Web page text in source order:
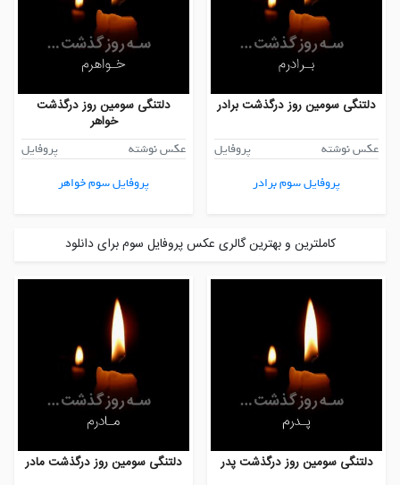
دلتنگی سومین روز درگذشت برادر
عکس نوشته
پروفایل
پروفایل سوم برادر
دلتنگی سومین روز درگذشت
خواهر
عکس نوشته
پروفایل
پروفایل سوم خواهر
کاملترین و بهترین گالری عکس پروفایل سوم برای دانلود
دلتنگی سومین روز درگذشت پدر دلتنگی سومین روز درگذشت مادر